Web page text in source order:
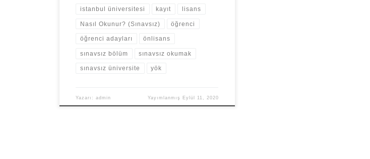
istanbul üniversitesi kayıt lisans
Nasıl Okunur? (Sınavsız) öğrenci
öğrenci adayları önlisans
sınavsız bölüm sınavsız okumak
sınavsız üniversite yök
Yazarı:admin Yayımlanmış Eylül 11, 2020